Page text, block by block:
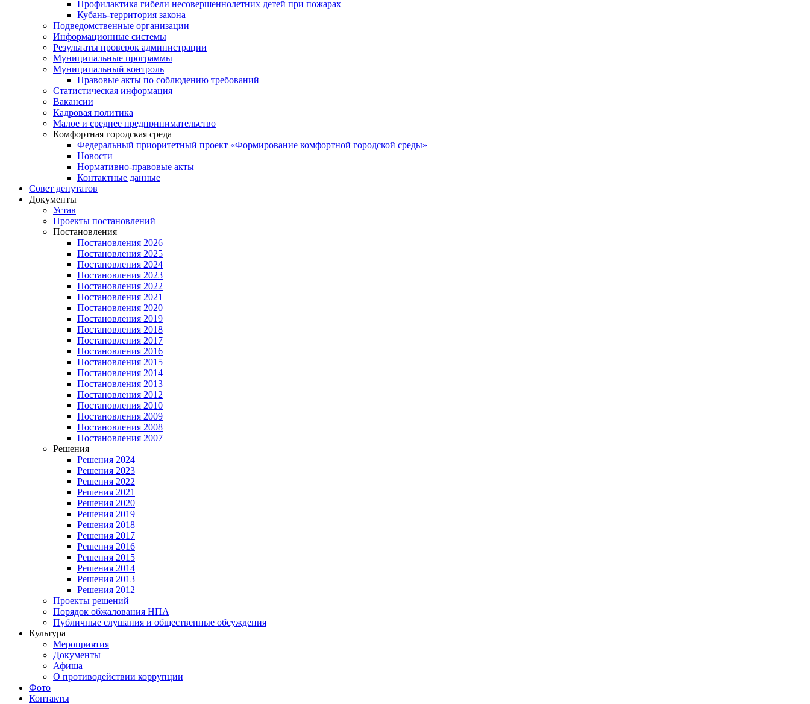
Профилактика гибели несовершеннолетних детей при пожарах
Кубань-территория закона
Подведомственные организации
Информационные системы
Результаты проверок администрации
Муниципальные программы
Муниципальный контроль
Правовые акты по соблюдению требований
Статистическая информация
Вакансии
Кадровая политика
Малое и среднее предпринимательство
Комфортная городская среда
Федеральный приоритетный проект «Формирование комфортной городской среды»
Новости
Нормативно-правовые акты
Контактные данные
Совет депутатов
Документы
Устав
Проекты постановлений
Постановления
Постановления 2026
Постановления 2025
Постановления 2024
Постановления 2023
Постановления 2022
Постановления 2021
Постановления 2020
Постановления 2019
Постановления 2018
Постановления 2017
Постановления 2016
Постановления 2015
Постановления 2014
Постановления 2013
Постановления 2012
Постановления 2010
Постановления 2009
Постановления 2008
Постановления 2007
Решения
Решения 2024
Решения 2023
Решения 2022
Решения 2021
Решения 2020
Решения 2019
Решения 2018
Решения 2017
Решения 2016
Решения 2015
Решения 2014
Решения 2013
Решения 2012
Проекты решений
Порядок обжалования НПА
Публичные слушания и общественные обсуждения
Культура
Мероприятия
Документы
Афиша
О противодействии коррупции
Фото
Контакты